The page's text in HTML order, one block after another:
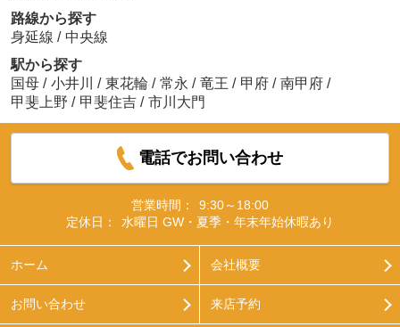
路線から探す
身延線 / 中央線
駅から探す
国母 / 小井川 / 東花輪 / 常永 / 竜王 / 甲府 / 南甲府 /
甲斐上野 / 甲斐住吉 / 市川大門
電話でお問い合わせ
営業時間：
9:30～18:00
定休日：
水曜日 GW・夏季・年末年始休暇あり
ホーム 会社概要
お問い合わせ 来店予約